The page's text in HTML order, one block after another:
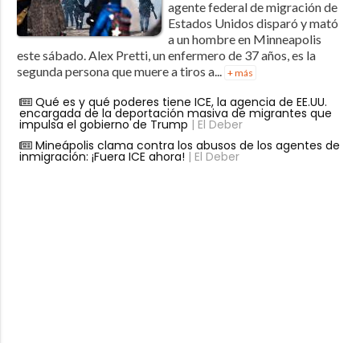
agente federal de migración de
Estados Unidos disparó y mató
a un hombre en Minneapolis
este sábado. Alex Pretti, un enfermero de 37 años, es la
segunda persona que muere a tiros a... + más
Qué es y qué poderes tiene ICE, la agencia de EE.UU.
encargada de la deportación masiva de migrantes que
impulsa el gobierno de Trump | El Deber
Mineápolis clama contra los abusos de los agentes de
inmigración: ¡Fuera ICE ahora! | El Deber